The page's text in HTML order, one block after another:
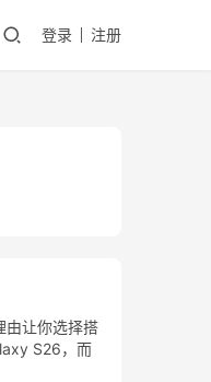
登录 注册
由让你选择搭
S26，而